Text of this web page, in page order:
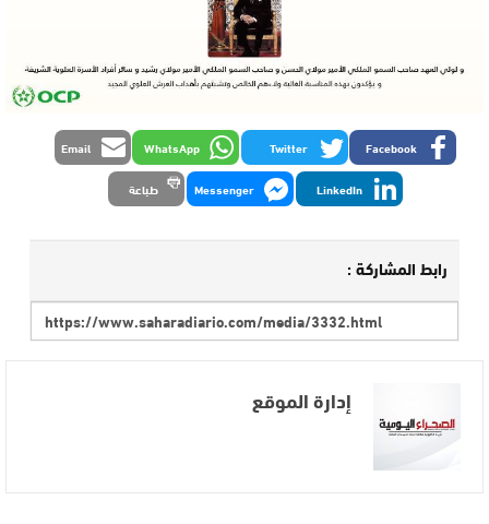
Facebook
Twitter
WhatsApp
Email
LinkedIn
Messenger طباعة
رابط المشاركة :
إدارة الموقع